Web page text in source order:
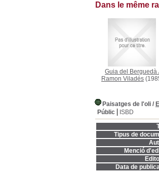
Dans le même
Guia del Berguedà
Ramon Viladés
Paisatges de l'oli /
Públic
ISBD
Tipus de
Menció
Data de